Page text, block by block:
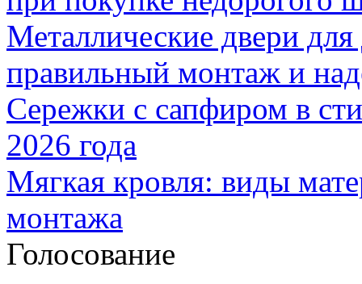
Металлические двери
правильный монтаж и
Сережки с сапфиром в
2026 года
Мягкая кровля: виды
монтажа
Голосование